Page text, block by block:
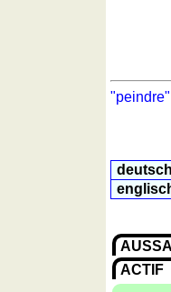
Spiel
Reisewortschatz
deutsch
ACTIF